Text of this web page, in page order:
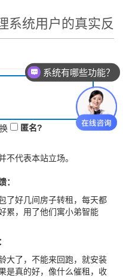
系统用户的真实反
匿名?
不代表本站立场。
：
了好几间房子转租，每天都
累，用了他们寓小弟智能
大了，不能来回跑，就安装
是真的好，像什么催租，收
系统有哪些功能？